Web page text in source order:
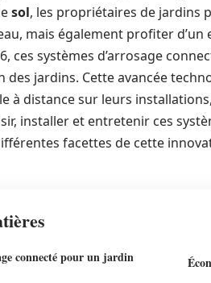
sol, les propriétaires de jardins
mais également profiter
ces systèmes d’arrosage
des jardins. Cette avancée
à distance sur leurs
installer et entretenir ces
facettes de cette
connecté pour un jardin